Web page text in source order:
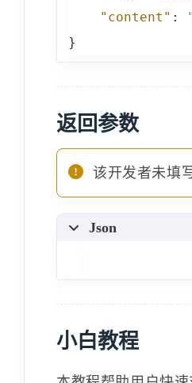
"content" :
}
返回参数
该开发者未填
Json
小白教程